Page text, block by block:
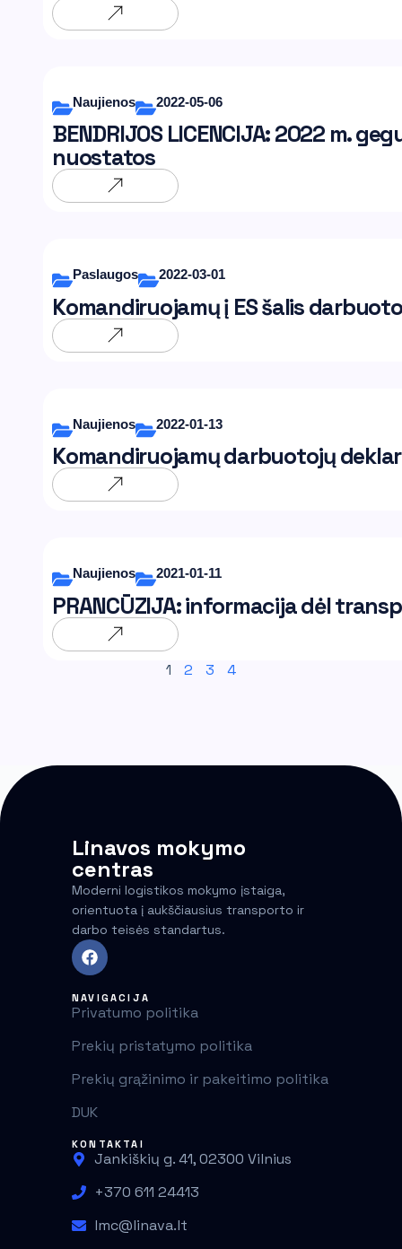
Naujienos 2022-05-06
BENDRIJOS LICENCIJA: 2022 m.
nuostatos
Paslaugos 2022-03-01
Komandiruojamų į ES šalis
Naujienos 2022-01-13
Komandiruojamų darbuotojų
Naujienos 2021-01-11
PRANCŪZIJA: informacija dėl
1 2 3 4
Linavos mokymo
centras
Moderni logistikos mokymo įstaiga,
orientuota į aukščiausius transporto ir
darbo teisės standartus.
NAVIGACIJA
Privatumo politika
Prekių pristatymo politika
Prekių grąžinimo ir pakeitimo politika
DUK
KONTAKTAI
Jankiškių g. 41, 02300 Vilnius
+370 611 24413
lmc@linava.lt